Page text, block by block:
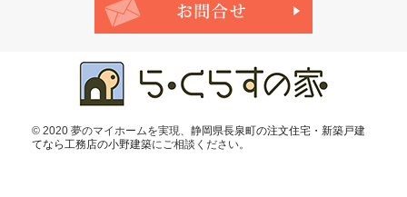
© 2020 夢のマイホームを実現、 静岡県長泉町の注文住宅・新築戸建
てなら工務店の小野建築にご相談ください。